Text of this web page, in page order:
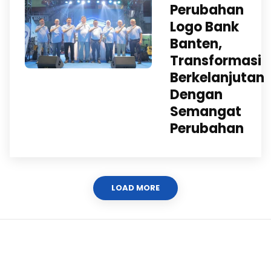
Perubahan
Logo Bank
Banten,
Transformasi
Berkelanjutan
Dengan
Semangat
Perubahan
LOAD MORE